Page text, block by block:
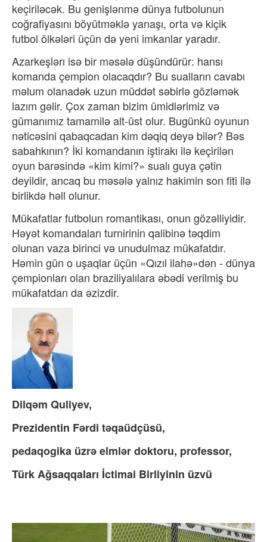
keçiriləcək. Bu genişlənmə dünya futbolunun
coğrafiyasını böyütməklə yanaşı, orta və kiçik
futbol ölkələri üçün də yeni imkanlar yaradır.
Azarkeşlərı isə bir məsələ düşündürür: hansı
komanda çempion olacaqdır? Bu sualların cavabı
məlum olanadək uzun müddət səbirlə gözləmək
lazım gəlir. Çox zaman bizim ümidlərimiz və
gümanımız tamamilə alt-üst olur. Bugünkü oyunun
nəticəsini qabaqcadan kim dəqiq deyə bilər? Bəs
sabahkının? İki komandanın iştirakı ilə keçirilən
oyun barəsində «kim kimi?» sualı guya çətin
deyildir, ancaq bu məsələ yalnız hakimin son fiti ilə
birlikdə həll olunur.
Mükafatlar futbolun romantikası, onun gözəlliyidir.
Həyət komandaları turnirinin qalibinə təqdim
olunan vaza birinci və unudulmaz mükafatdır.
Həmin gün o uşaqlar üçün «Qızıl ilahə»dən - dünya
çempionları olan braziliyalılara əbədi verilmiş bu
mükafatdan da əzizdir.
Dilqəm Quliyev,
Prezidentin Fərdi təqaüdçüsü,
pedaqogika üzrə elmlər doktoru, professor,
Türk Ağsaqqaları İctimai Birliyinin üzvü